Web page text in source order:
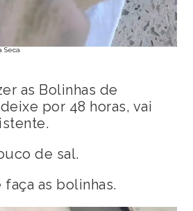
Seca
as Bolinhas de
por 48 horas, vai
de sal.
faça as bolinhas.